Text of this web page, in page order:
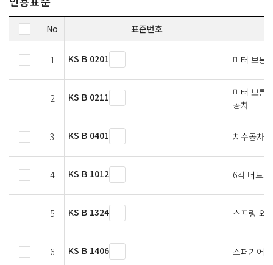
No 표준번호
1 KS B 0201 미터 보통
2 KS B 0211
미터 보통
공차
3 KS B 0401 치수공차
4 KS B 1012 6각 너트
5 KS B 1324 스프링 와
6 KS B 1406 스퍼기어